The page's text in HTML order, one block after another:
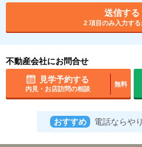
送信する
2 項目のみ入力する
不動産会社にお問合せ
見学予約する
内見・お店訪問の相談
無料
おすすめ 電話ならや